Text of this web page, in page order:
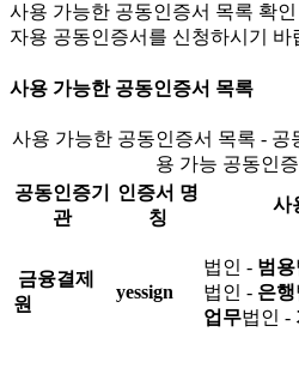
사용 가능한 공동인증서 목록 확
자용 공동인증서를 신청하시기 바
사용 가능한 공동인증서 목록
사용 가능한 공동인증서 목록 - 공
용 가능 공동인
공동인증기
관
인증서 명
칭
사
금융결제
원
yessign
법인 - 범용
법인 - 은행
업무법인 -